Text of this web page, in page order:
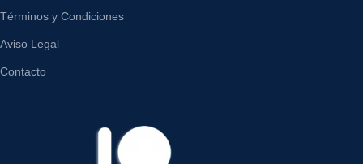
Términos y Condiciones
Aviso Legal
Contacto